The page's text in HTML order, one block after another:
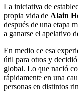
La iniciativa de
propia vida de Alain
después de una etapa
a ganarse el apelativo
En medio de esa
útil para otros y
global. Lo que nació
rápidamente en una
personas en distintos